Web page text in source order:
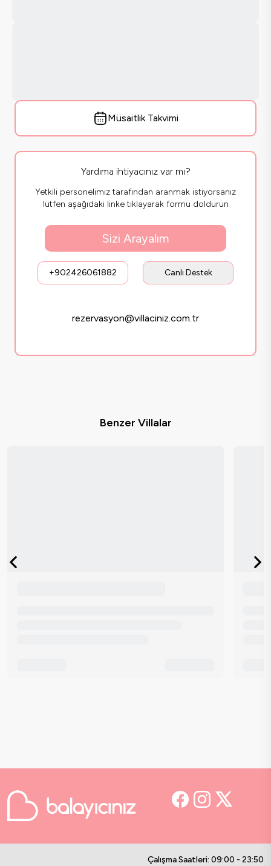
Müsaitlik Takvimi
Yardıma ihtiyacınız var mı?
Yetkili personelimiz tarafından aranmak istiyorsanız
lütfen aşağıdaki linke tıklayarak formu doldurun
Sizi Arayalım
+902426061882 Canlı Destek
rezervasyon@villaciniz.com.tr
Benzer Villalar
Çalışma Saatleri: 09:00 - 23:50